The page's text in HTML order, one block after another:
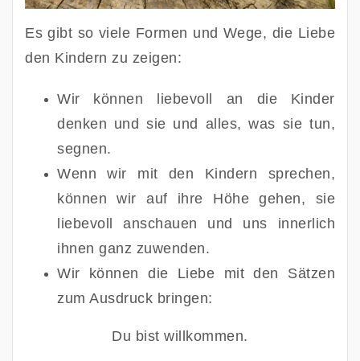
Es gibt so viele Formen und Wege, die Liebe
den Kindern zu zeigen:
Wir können liebevoll an die Kinder
denken und sie und alles, was sie tun,
segnen.
Wenn wir mit den Kindern sprechen,
können wir auf ihre Höhe gehen, sie
liebevoll anschauen und uns innerlich
ihnen ganz zuwenden.
Wir können die Liebe mit den Sätzen
zum Ausdruck bringen:
Du bist willkommen.